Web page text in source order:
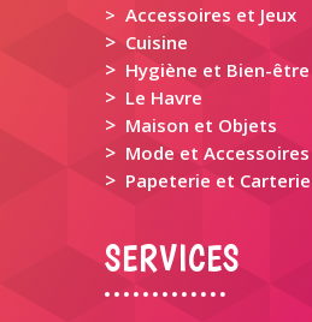
> Accessoires et Jeux
> Cuisine
> Hygiène et Bien-être
> Le Havre
> Maison et Objets
> Mode et Accessoires
> Papeterie et Carterie
SERVICES